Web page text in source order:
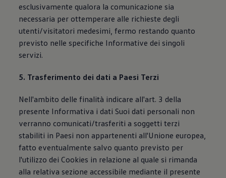
esclusivamente qualora la comunicazione sia
necessaria per ottemperare alle richieste degli
utenti/visitatori medesimi, fermo restando quanto
previsto nelle specifiche Informative dei singoli
servizi.
5. Trasferimento dei dati a Paesi Terzi
Nell'ambito delle finalità indicare all'art. 3 della
presente Informativa i dati Suoi dati personali non
verranno comunicati/trasferiti a soggetti terzi
stabiliti in Paesi non appartenenti all'Unione europea,
fatto eventualmente salvo quanto previsto per
l'utilizzo dei Cookies in relazione al quale si rimanda
alla relativa sezione accessibile mediante il presente